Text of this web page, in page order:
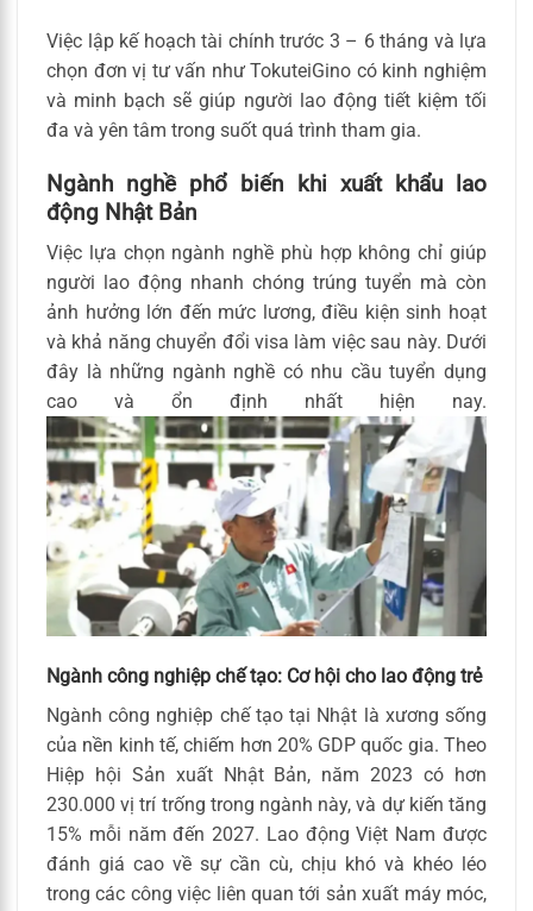
Việc lập kế hoạch tài chính trước 3 – 6 tháng và lựa
chọn đơn vị tư vấn như TokuteiGino có kinh nghiệm
và minh bạch sẽ giúp người lao động tiết kiệm tối
đa và yên tâm trong suốt quá trình tham gia.
Ngành nghề phổ biến khi xuất khẩu lao
động Nhật Bản
Việc lựa chọn ngành nghề phù hợp không chỉ giúp
người lao động nhanh chóng trúng tuyển mà còn
ảnh hưởng lớn đến mức lương, điều kiện sinh hoạt
và khả năng chuyển đổi visa làm việc sau này. Dưới
đây là những ngành nghề có nhu cầu tuyển dụng
cao và ổn định nhất hiện nay.
Ngành công nghiệp chế tạo: Cơ hội cho lao động trẻ
Ngành công nghiệp chế tạo tại Nhật là xương sống
của nền kinh tế, chiếm hơn 20% GDP quốc gia. Theo
Hiệp hội Sản xuất Nhật Bản, năm 2023 có hơn
230.000 vị trí trống trong ngành này, và dự kiến tăng
15% mỗi năm đến 2027. Lao động Việt Nam được
đánh giá cao về sự cần cù, chịu khó và khéo léo
trong các công việc liên quan tới sản xuất máy móc,